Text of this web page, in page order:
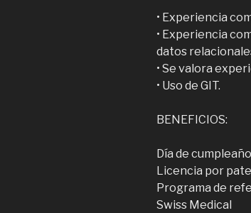
• Experiencia
• Experiencia
datos
• Se valora
• Uso de GIT.
BENEFICIOS:
Día de
Licencia por
Programa de
Swiss Medical